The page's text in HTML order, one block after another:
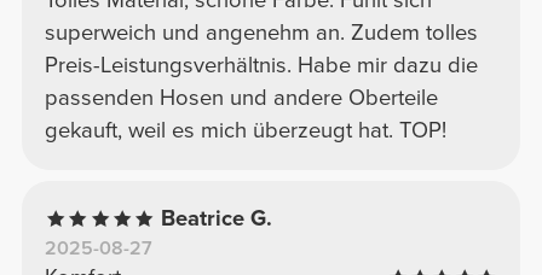
superweich und angenehm an. Zudem tolles
Preis-Leistungsverhältnis. Habe mir dazu die
passenden Hosen und andere Oberteile
gekauft, weil es mich überzeugt hat. TOP!
Beatrice G.
2025-08-27